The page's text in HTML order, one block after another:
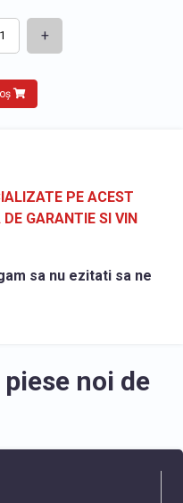
+
PE ACEST
GARANTIE SI VIN
sa nu ezitati sa ne
piese noi de